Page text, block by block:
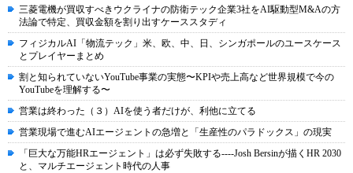
三菱電機が買収すべきウクライナの防衛テック企業3社をAI駆動型M&Aの方
法論で特定、買収金額を割り出すケーススタディ
フィジカルAI「物流テック」米、欧、中、日、シンガポールのユースケース
とプレイヤーまとめ
割と知られていないYouTube事業の実態〜KPIや売上高など世界規模で今の
YouTubeを理解する〜
営業は終わった（３）AIを使う者だけが、利他に立てる
営業現場で進むAIエージェントの急増と「生産性のパラドックス」の現実
「巨大な万能HRエージェント」は必ず失敗する----Josh Bersinが描くHR 2030
と、マルチエージェント時代の人事